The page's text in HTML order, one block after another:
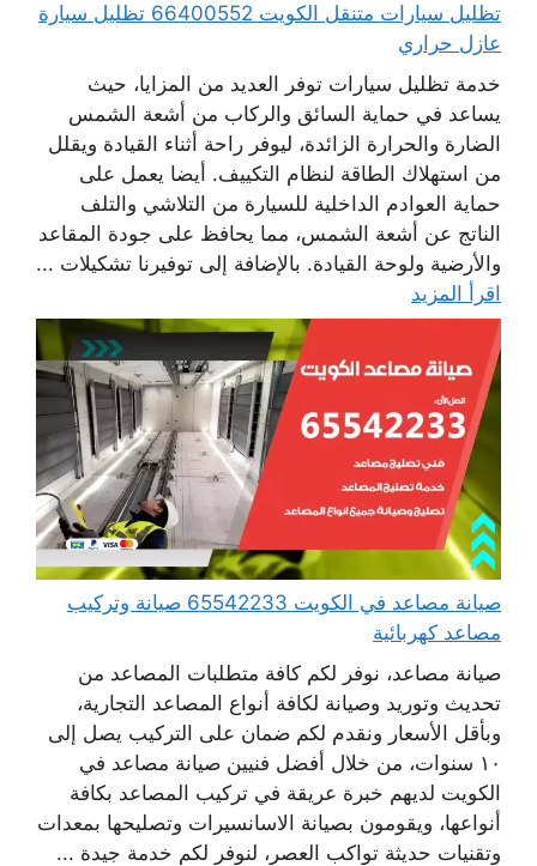
تظليل سيارات متنقل الكويت 66400552 تظليل سيارة
عازل حراري
خدمة تظليل سيارات توفر العديد من المزايا، حيث
يساعد في حماية السائق والركاب من أشعة الشمس
الضارة والحرارة الزائدة، ليوفر راحة أثناء القيادة ويقلل
من استهلاك الطاقة لنظام التكييف. أيضا يعمل على
حماية العوادم الداخلية للسيارة من التلاشي والتلف
الناتج عن أشعة الشمس، مما يحافظ على جودة المقاعد
والأرضية ولوحة القيادة. بالإضافة إلى توفيرنا تشكيلات ...
اقرأ المزيد
صيانة مصاعد في الكويت 65542233 صيانة وتركيب
مصاعد كهربائية
صيانة مصاعد، نوفر لكم كافة متطلبات المصاعد من
تحديث وتوريد وصيانة لكافة أنواع المصاعد التجارية،
وبأقل الأسعار ونقدم لكم ضمان على التركيب يصل إلى
١٠ سنوات، من خلال أفضل فنيين صيانة مصاعد في
الكويت لديهم خبرة عريقة في تركيب المصاعد بكافة
أنواعها، ويقومون بصيانة الاسانسيرات وتصليحها بمعدات
وتقنيات حديثة تواكب العصر، لنوفر لكم خدمة جيدة ...